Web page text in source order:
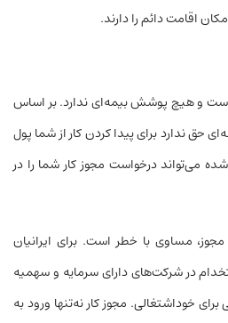
اقامت دائم را دارند.
است و هیچ پوشش بیمه‌ای ندارد. بر اساس
هیچ موسسه‌ای حق ندارد برای پیدا کردن کار از شما پول
می‌تواند درخواست مجوز کار شما را در
مساوی با خطر است. برای ایرانیان
در شرکت‌های دارای سرمایه و سهمیه
خوداشتغالی. مجوز کار نه‌تنها ورود به